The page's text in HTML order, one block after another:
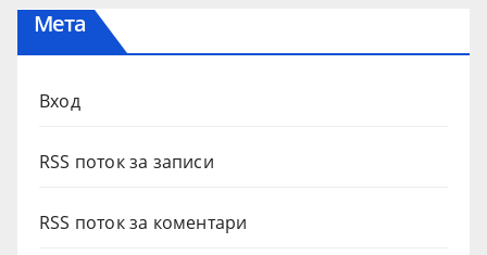
Мета
Вход
RSS поток за записи
RSS поток за коментари